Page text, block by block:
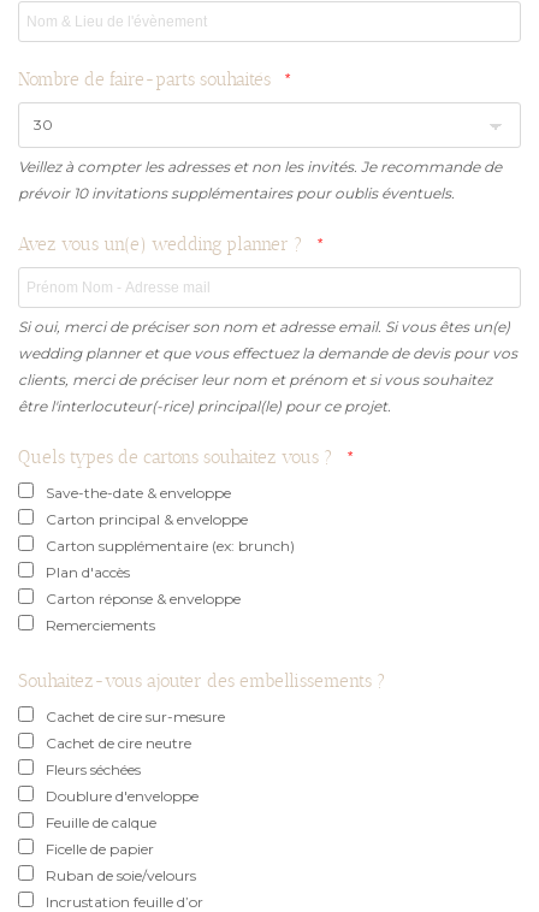
Nombre de faire-parts souhaités
Veillez à compter les adresses et non les invités. Je recommande de
prévoir 10 invitations supplémentaires pour oublis éventuels.
Avez vous un(e) wedding planner ?
Si oui, merci de préciser son nom et adresse email. Si vous êtes un(e)
wedding planner et que vous effectuez la demande de devis pour vos
clients, merci de préciser leur nom et prénom et si vous souhaitez
être l'interlocuteur(-rice) principal(le) pour ce projet.
Quels types de cartons souhaitez vous ?
Save-the-date & enveloppe
Carton principal & enveloppe
Carton supplémentaire (ex: brunch)
Plan d'accès
Carton réponse & enveloppe
Remerciements
Souhaitez-vous ajouter des embellissements ?
Cachet de cire sur-mesure
Cachet de cire neutre
Fleurs séchées
Doublure d'enveloppe
Feuille de calque
Ficelle de papier
Ruban de soie/velours
Incrustation feuille d’or